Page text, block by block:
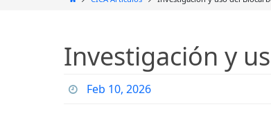
Investigación y
Feb 10, 2026